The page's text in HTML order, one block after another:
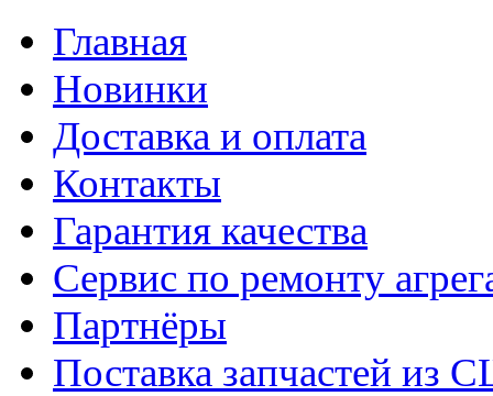
Главная
Новинки
Доставка и оплата
Контакты
Гарантия качества
Сервис по ремонту
Партнёры
Поставка запчастей